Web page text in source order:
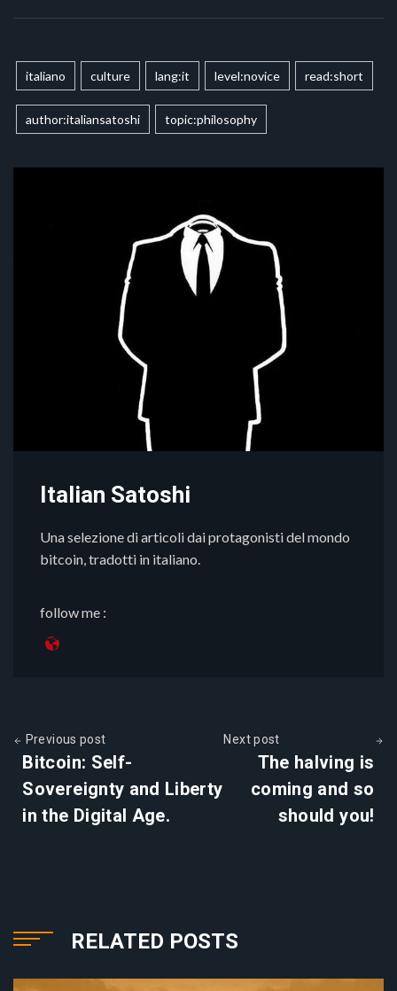
italiano culture lang:it level:novice read:short
author:italiansatoshi topic:philosophy
Italian Satoshi
Una selezione di articoli dai protagonisti del mondo
bitcoin, tradotti in italiano.
follow me :
Previous post
Bitcoin: Self-
Sovereignty and Liberty
in the Digital Age.
Next post
The halving is
coming and so
should you!
RELATED POSTS